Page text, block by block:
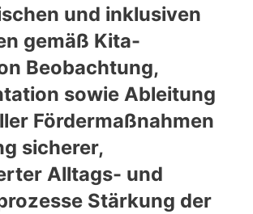
und inklusiven
gemäß Kita-
Beobachtung,
sowie Ableitung
Fördermaßnahmen
sicherer,
Alltags- und
Stärkung der